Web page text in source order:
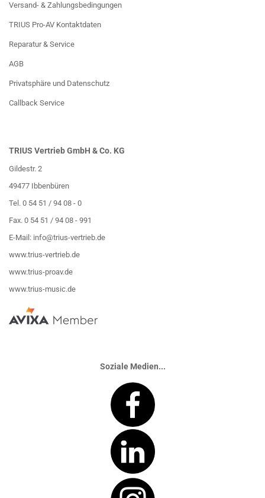
Versand- & Zahlungsbedingungen
TRIUS Pro-AV Kontaktdaten
Reparatur & Service
AGB
Privatsphäre und Datenschutz
Callback Service
TRIUS Vertrieb GmbH & Co. KG
Gildestr. 2
49477 Ibbenbüren
Tel. 0 54 51 / 94 08 - 0
Fax. 0 54 51 / 94 08 - 991
E-Mail: info@trius-vertrieb.de
www.trius-vertrieb.de
www.trius-proav.de
www.trius-music.de
Soziale Medien...